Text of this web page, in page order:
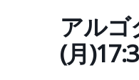
アルゴ
(月